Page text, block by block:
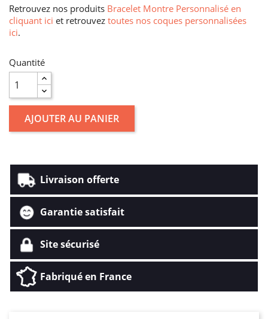
Retrouvez nos produits Bracelet Montre Personnalisé en
cliquant ici et retrouvez toutes nos coques personnalisées
ici.
Quantité
AJOUTER AU PANIER
Livraison offerte
Garantie satisfait
Site sécurisé
Fabriqué en France